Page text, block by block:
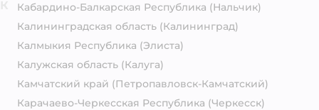
Кабардино-Балкарская Республика (Нальчик)
Калининградская область (Калининград)
Калмыкия Республика (Элиста)
Калужская область (Калуга)
Камчатский край (Петропавловск-Камчатский)
Карачаево-Черкесская Республика (Черкесск)